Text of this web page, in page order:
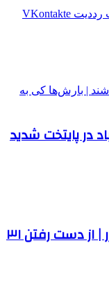
‫رددیت ‫VKontakte
در پایتخت شدید
خشک شدن قسمت شمالی دریای خزر | از دست رفتن ۳۱